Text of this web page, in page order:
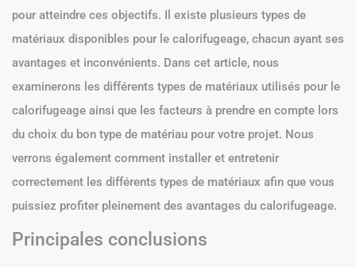
pour atteindre ces objectifs. Il existe plusieurs types de
matériaux disponibles pour le calorifugeage, chacun ayant ses
avantages et inconvénients. Dans cet article, nous
examinerons les différents types de matériaux utilisés pour le
calorifugeage ainsi que les facteurs à prendre en compte lors
du choix du bon type de matériau pour votre projet. Nous
verrons également comment installer et entretenir
correctement les différents types de matériaux afin que vous
puissiez profiter pleinement des avantages du calorifugeage.
Principales conclusions